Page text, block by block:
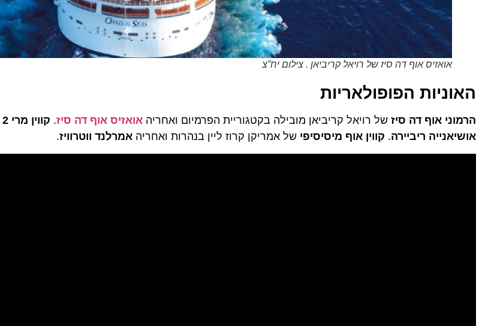
אואזיס אוף דה סיז של רויאל קריביאן . צילום יח”צ
האוניות הפופולאריות
הרמוני אוף דה סיז של רויאל קריביאן מובילה בקטגוריית הפרמיום ואחריהאואזיס אוף דה סיז. קווין מרי 2
אושיאנייה ריביירה. קווין אוף מיסיסיפי של אמריקן קרוז ליין בנהרות ואחריהאמרלנד ווטרוויז.